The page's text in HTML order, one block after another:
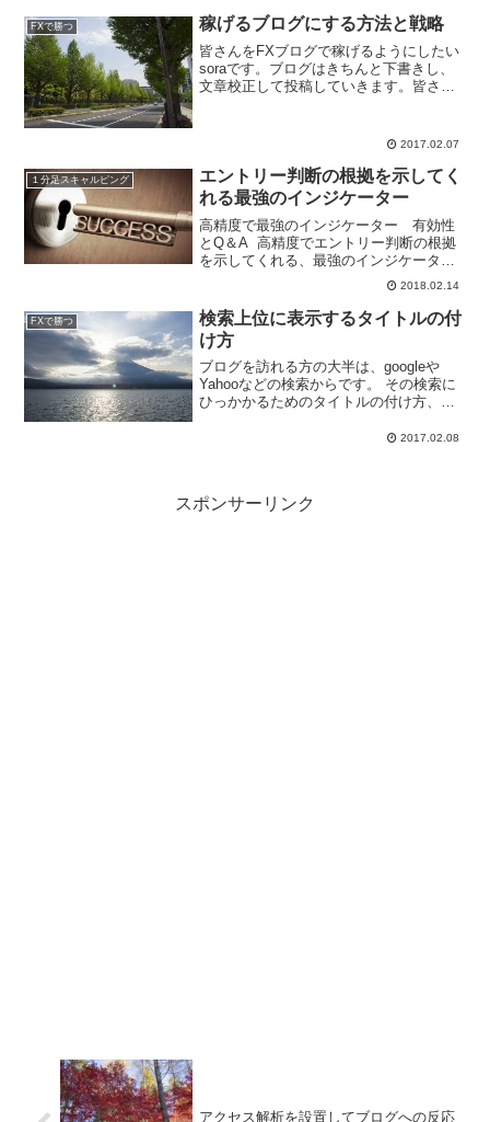
ス以外に、これ...
FXで勝つ 稼げるブログにする方法と戦略
皆さんをFXブログで稼げるようにしたい
soraです。ブログはきちんと下書きし、
文章校正して投稿していきます。皆さん
違いです。 FXの必殺技講座は順番でお読
2017.02.07
１分足スキャルピング
エントリー判断の根拠を示してく
れる最強のインジケーター
高精度で最強のインジケーター 有効性
とQ＆A 高精度でエントリー判断の根拠
を示してくれる、最強のインジケータ
ー。これなしで、トレードできません。
パッと見で判断できるすぐれもの。同色
かどうかをみるだけ。４つのインジケー
ターを色でわかりやすく...
2018.02.14
FXで勝つ
検索上位に表示するタイトルの付
け方
ブログを訪れる方の大半は、googleや
Yahooなどの検索からです。 その検索に
ひっかかるためのタイトルの付け方、記
ブログを読んでもらえません。 2017.02.08
スポンサーリンク
アクセス解析を設置してブログへの反応